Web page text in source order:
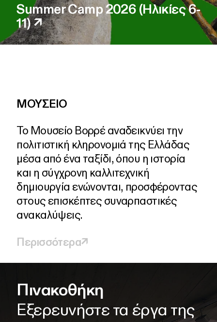
Summer Camp 2026 (Ηλικίες 6-
11)↗
ΜΟΥΣΕΙΟ
Το Μουσείο Βορρέ αναδεικνύει την
πολιτιστική κληρονομιά της Ελλάδας
μέσα από ένα ταξίδι, όπου η ιστορία
και η σύγχρονη καλλιτεχνική
δημιουργία ενώνονται, προσφέροντας
στους επισκέπτες συναρπαστικές
ανακαλύψεις.
Περισσότερα↗
Πινακοθήκη
Εξερευνήστε τα έργα της
Πυργί
Ανακαλύψτε την
Πτέρυγα Γ. Σπυρόπουλου
Εξερευνήστε το έργο του
Οι κήποι
Απολαύστε την ομορφιά
Tocafé
Απολαύστε ένα διάλειμμα